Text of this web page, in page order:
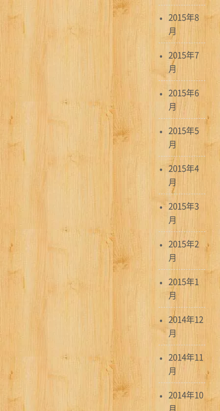
2015年8
月
2015年7
月
2015年6
月
2015年5
月
2015年4
月
2015年3
月
2015年2
月
2015年1
月
2014年12
月
2014年11
月
2014年10
月